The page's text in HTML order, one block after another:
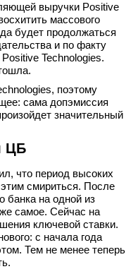
выручки Positive
массового
будет продолжаться
и по факту
Technologies.
поэтому
сама допэмиссия
значительный
ЦБ
что период высоких
смириться. После
банка на одной из
самое. Сейчас на
ключевой ставки.
с начала года
Тем не менее теперь